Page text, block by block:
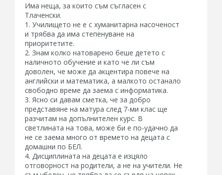
Има неща, за които съм съгласен с
Тлаченски.
1. Училището не е с хуманитарна насоченост
и трябва да има степенуване на
приоритетите.
2. Знам колко натоварено беше детето с
наличното обучение и като че ли съм
доволен, че може да акцентира повече на
английски и математика, а малкото останало
свободно време да заема с информатика.
3. Ясно си давам сметка, че за добро
представяне на матура след 7-ми клас ще
разчитам на допълнителен курс. В
светлината на това, може би е по-удачно да
не се заема много от времето на децата с
домашни по БЕЛ.
4. Дисциплината на децата е изцяло
отговорност на родители, а не на учители. Не